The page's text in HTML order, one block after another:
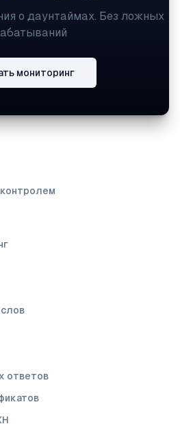
о даунтаймах. Без ложных
мониторинг
ответов